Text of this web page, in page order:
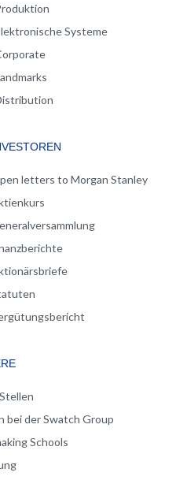
Systeme
letters to Morgan Stanley
bei der Swatch Group
Schools